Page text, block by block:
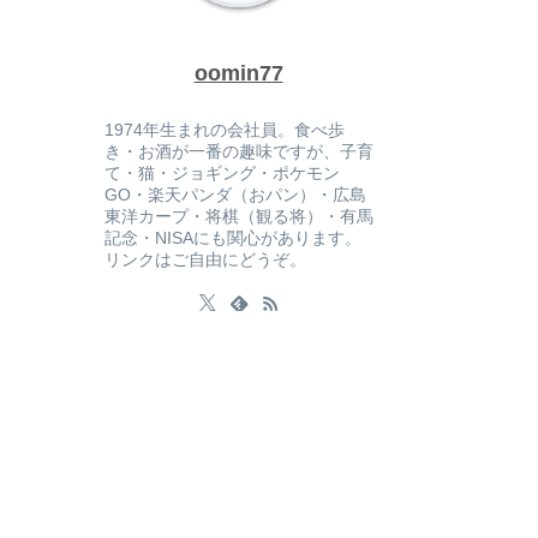
oomin77
1974年生まれの会社員。食べ歩
き・お酒が一番の趣味ですが、子育
て・猫・ジョギング・ポケモン
GO・楽天パンダ（おパン）・広島
東洋カープ・将棋（観る将）・有馬
記念・NISAにも関心があります。
リンクはご自由にどうぞ。